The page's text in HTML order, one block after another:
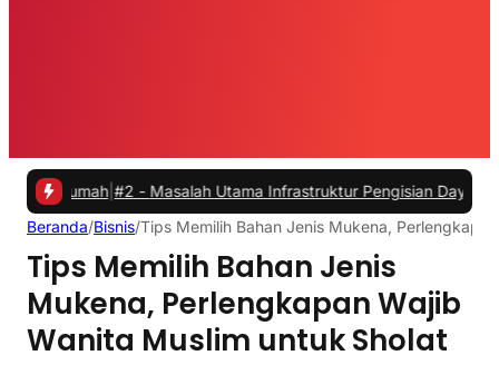
#2 -Masalah Utama Infrastruktur Pengisian Daya untuk Mobil
Beranda/Bisnis/Tips Memilih Bahan Jenis Mukena,
Tips Memilih Bahan Jenis
Mukena, Perlengkapan Wajib
Wanita Muslim untuk Sholat